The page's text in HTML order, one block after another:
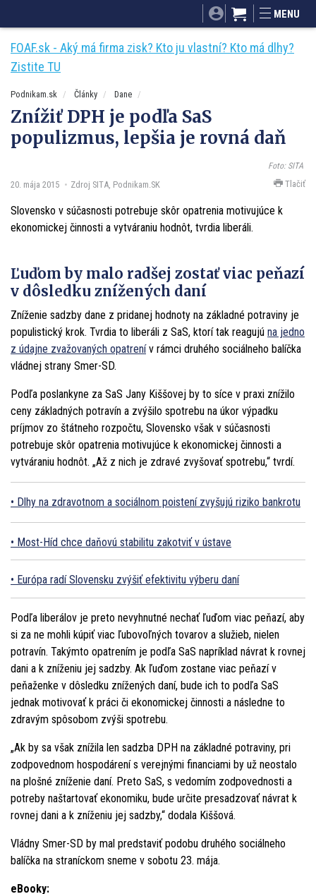
Mnamky-recepty.sk
MENU
FOAF.sk - Aký má firma zisk? Kto ju vlastní? Kto má dlhy?
Zistite TU
Podnikam.sk Články Dane
Znížiť DPH je podľa SaS
populizmus, lepšia je rovná daň
Foto: SITA
20. mája 2015 Zdroj SITA, Podnikam.SK Tlačiť
Slovensko v súčasnosti potrebuje skôr opatrenia motivujúce k
ekonomickej činnosti a vytváraniu hodnôt, tvrdia liberáli.
Ľuďom by malo radšej zostať viac peňazí
v dôsledku znížených daní
Zníženie sadzby dane z pridanej hodnoty na základné potraviny je
populistický krok. Tvrdia to liberáli z SaS, ktorí tak reagujú na jedno
z údajne zvažovaných opatrenív rámci druhého sociálneho balíčka
vládnej strany Smer-SD.
Podľa poslankyne za SaS Jany Kiššovej by to síce v praxi znížilo
ceny základných potravín a zvýšilo spotrebu na úkor výpadku
príjmov zo štátneho rozpočtu, Slovensko však v súčasnosti
potrebuje skôr opatrenia motivujúce k ekonomickej činnosti a
vytváraniu hodnôt. „Až z nich je zdravé zvyšovať spotrebu,“ tvrdí.
Dlhy na zdravotnom a sociálnom poistení zvyšujú riziko bankrotu
Most-Híd chce daňovú stabilitu zakotviť v ústave
Európa radí Slovensku zvýšiť efektivitu výberu daní
Podľa liberálov je preto nevyhnutné nechať ľuďom viac peňazí, aby
si za ne mohli kúpiť viac ľubovoľných tovarov a služieb, nielen
potravín. Takýmto opatrením je podľa SaS napríklad návrat k rovnej
dani a k zníženiu jej sadzby. Ak ľuďom zostane viac peňazí v
peňaženke v dôsledku znížených daní, bude ich to podľa SaS
jednak motivovať k práci či ekonomickej činnosti a následne to
zdravým spôsobom zvýši spotrebu.
„Ak by sa však znížila len sadzba DPH na základné potraviny, pri
zodpovednom hospodárení s verejnými financiami by už neostalo
na plošné zníženie daní. Preto SaS, s vedomím zodpovednosti a
potreby naštartovať ekonomiku, bude určite presadzovať návrat k
rovnej dani a k zníženiu jej sadzby,“ dodala Kiššová.
Vládny Smer-SD by mal predstaviť podobu druhého sociálneho
balíčka na straníckom sneme v sobotu 23. mája.
eBooky: